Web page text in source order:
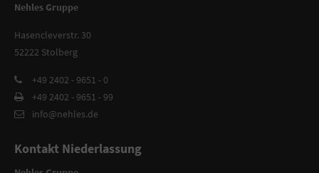
Nehles Gruppe
Hasencleverstr. 30
52222 Stolberg
+49 2402 - 9651 - 0
+49 2402 - 9651 - 99
info@nehles.de
Kontakt Niederlassung